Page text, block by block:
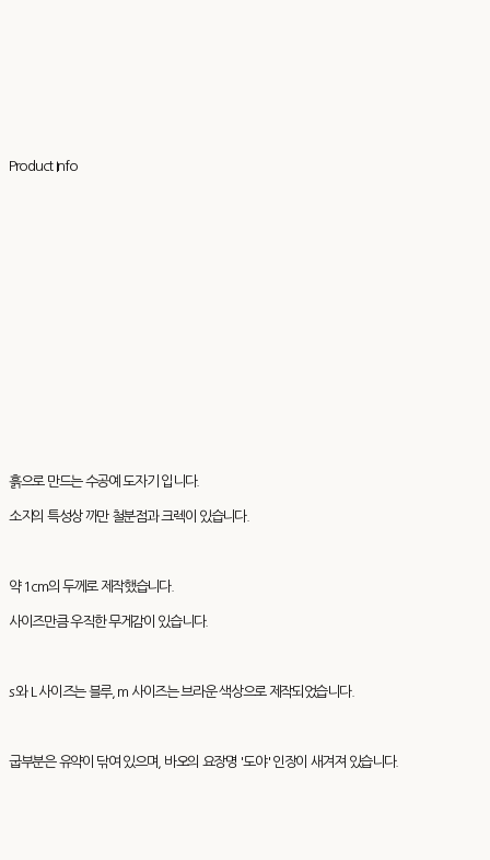
Product Info
흙으로 만드는 수공예 도자기 입니다.
소지의 특성상 까만 철분점과 크렉이 있습니다.
약 1cm의 두께로 제작했습니다.
사이즈만큼 우직한 무게감이 있습니다.
s 와 L 사이즈는 블루, m 사이즈는 브라운 색상으로 제작되었습니다.
굽부분은 유약이 닦여 있으며, 바오의 요장명 '도야' 인장이 새겨져 있습니다.